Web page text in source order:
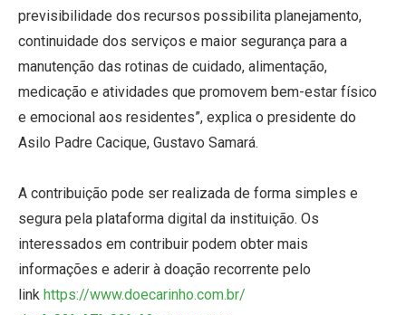
previsibilidade dos recursos possibilita planejamento,
continuidade dos serviços e maior segurança para a
manutenção das rotinas de cuidado, alimentação,
medicação e atividades que promovem bem-estar físico
e emocional aos residentes”, explica o presidente do
Asilo Padre Cacique, Gustavo Samará.
A contribuição pode ser realizada de forma simples e
segura pela plataforma digital da instituição. Os
interessados em contribuir podem obter mais
informações e aderir à doação recorrente pelo
link https://www.doecarinho.com.br/